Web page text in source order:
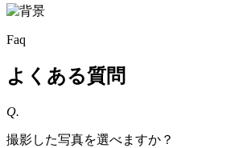
Faq
よくある質問
Q.
撮影した写真を選べますか？